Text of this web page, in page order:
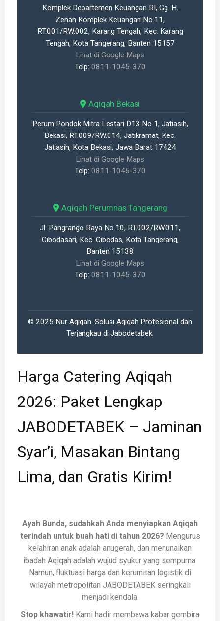
Komplek Departemen Keuangan RI, Gg. H.
Zenan Komplek Keuangan No.11,
RT.001/RW.002, Karang Tengah, Kec. Karang
Tengah, Kota Tangerang, Banten 15157
Lihat di Google Maps
Telp: 0811-1045-370
Aqiqah Bekasi
Perum Pondok Mitra Lestari D13 No 1, Jatiasih,
Bekasi, RT.009/RW.014, Jatikramat, Kec.
Jatiasih, Kota Bekasi, Jawa Barat 17424
Lihat di Google Maps
Telp: 0811-1045-370
Aqiqah Perumnas Tangerang
Jl. Pangrango Raya No.10, RT.002/RW.011,
Cibodasari, Kec. Cibodas, Kota Tangerang,
Banten 15138
Lihat di Google Maps
Telp: 0811-1045-370
© 2025 Nur Aqiqah. Solusi Aqiqah Profesional dan
Terjangkau di Jabodetabek.
Harga Catering Aqiqah
2026: Paket Lengkap
JABODETABEK – Jaminan
Syar’i, Masakan Bintang
Lima, dan Gratis Kirim!
Ayah Bunda, sudahkah Anda menyiapkan Aqiqah
terindah untuk buah hati di tahun 2026? Mengurus
kelahiran anak adalah anugerah, dan menunaikan
ibadah Aqiqah adalah wujud syukur yang sempurna.
Namun, fluktuasi harga dan kerumitan logistik di
wilayah metropolitan JABODETABEK seringkali
menjadi kendala.
Stop khawatir! Kami hadir membawa kabar gembira